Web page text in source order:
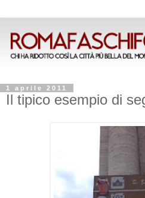
1 aprile 2011
Il tipico esempio di